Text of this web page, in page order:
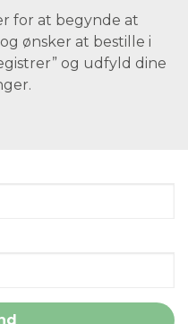
for at begynde at
ønsker at bestille i
og udfyld dine